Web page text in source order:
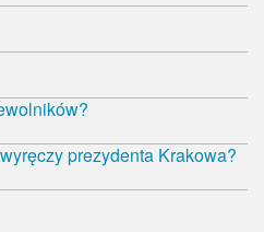
prezydenta Krakowa?